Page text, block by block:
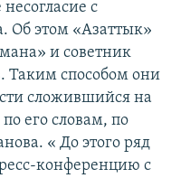
с
Об этом «Азаттык»
и советник
Таким способом они
сложившийся на
его словам, по
« До этого ряд
конференцию с